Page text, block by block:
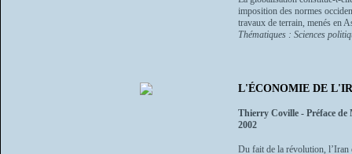
imposition des normes
travaux de terrain, menés en
Thématiques : Sciences
L'ÉCONOMIE DE
Thierry Coville - Préface de
2002
Du fait de la révolution, l’Iran